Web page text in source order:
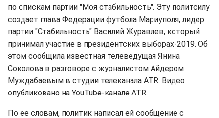
по спискам партии "Моя стабильность". Эту политсилу
создает глава Федерации футбола Мариуполя, лидер
партии "Стабильность" Василий Журавлев, который
принимал участие в президентских выборах-2019. Об
этом сообщила известная телеведущая Янина
Соколова в разговоре с журналистом Айдером
Муждабаевым в студии телеканала ATR. Видео
опубликовано на YouTube-канале ATR.
По ее словам, политик написал ей сообщение с